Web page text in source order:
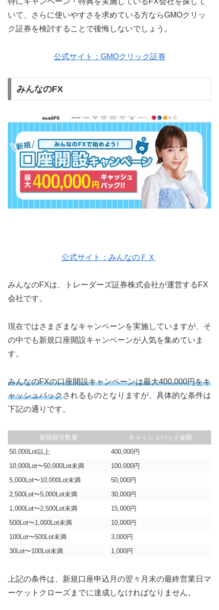
いて、さらに使いやすさを求めている方ならGMOクリッ
ク証券を検討することで後悔しないでしょう。
公式サイト：GMOクリック証券
みんなのFX
公式サイト：みんなのＦＸ
みんなのFXは、トレーダーズ証券株式会社が運営するFX
会社です。
現在ではさまざまなキャンペーンを実施していますが、そ
の中でも新規口座開設キャンペーンが人気を集めていま
す。
みんなのFXの口座開設キャンペーンは最大400,000円をキ
ャッシュバックされるものとなりますが、具体的な条件は
下記の通りです。
新規取引数量
キャッシュバック金額
50,000Lot以上
400,000円
10,000Lot〜50,000Lot未満
100,000円
5,000Lot〜10,000Lot未満
50,000円
2,500Lot〜5,000Lot未満
30,000円
1,000Lot〜2,500Lot未満
15,000円
500Lot〜1,000Lot未満
10,000円
100Lot〜500Lot未満
3,000円
30Lot〜100Lot未満
1,000円
上記の条件は、新規口座申込月の翌々月末の最終営業日マ
ーケットクローズまでに達成しなければなりません。